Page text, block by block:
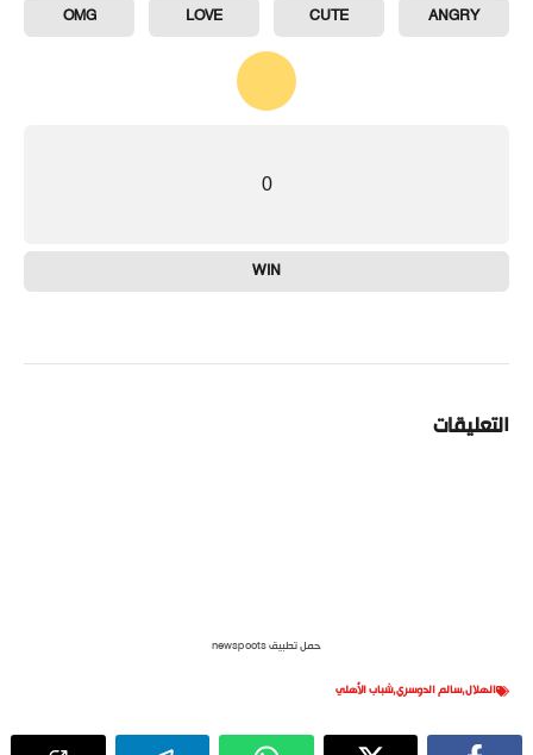
ANGRY
CUTE
LOVE
OMG
0
WIN
التعليقات
حمل تطبيق newspoots
الهلال,سالم الدوسري,شباب الأهلي